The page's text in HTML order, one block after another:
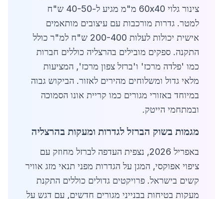
צינור גלוי 60x40 מ"מ מגיע ל-40-50 ש"ח
למטר. גדרות מורכבות עם עיצובים מותאמים
אישית יכולות לעלות 200-400 ש"ח למ"ר כולל
התקנה. ספקים מובילים בהרצליה כוללים חברות
כמו 'פלדה מרכז' ו'ברזל צפון מרכז', המציעות
מלאי גדול ומשלוחים מהירים לאזור. הביקוש גבוה
במיוחד באזורי מגורים כמו קריית אונו הסמוכה
ובמתחמי הייטק.
מגמות בשוק הברזל לגדרות ומעקות בהרצליה
באפריל 2026, נצפית העדפה לברזל מחוזק עם
ציפוי אפוקסי, המגן על הגדרות מפני תנאי מזג אוויר
קשים בישראל. פרויקטים גדולים כוללים התקנת
מעקות בטיחות בבנייני מגורים חדשים, עם דגש על